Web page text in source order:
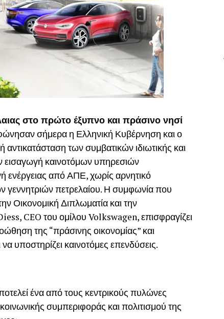
στο πρώτο έξυπνο και πράσινο νησί
σήμερα η Ελληνική Κυβέρνηση και ο
των συμβατικών ιδιωτικής και
εισαγωγή καινοτόμων υπηρεσιών
ενέργειας από ΑΠΕ, χωρίς αρνητικό
γεννητριών πετρελαίου. Η συμφωνία που
Οικονομική Διπλωματία και την
CEO του ομίλου Volkswagen, επισφραγίζει
της “πράσινης οικονομίας” και
υποστηρίζει καινοτόμες επενδύσεις.
ένα από τους κεντρικούς πυλώνες
συμπεριφοράς και πολιτισμού της